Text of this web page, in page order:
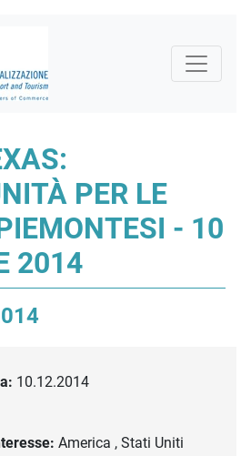
PER LE
- 10
2014
10.12.2014
America , Stati Uniti